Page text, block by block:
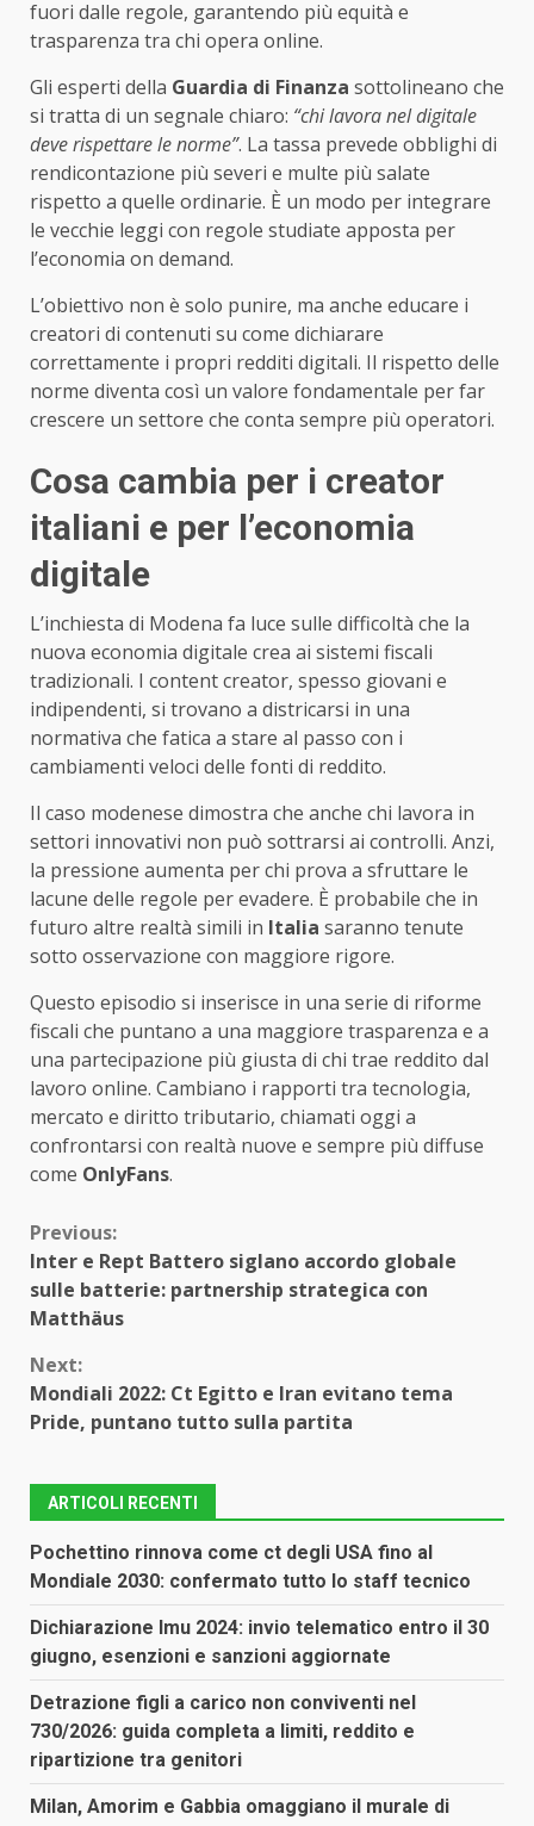
fuori dalle regole, garantendo più equità e
trasparenza tra chi opera online.
Gli esperti della Guardia di Finanza sottolineano che
si tratta di un segnale chiaro: “chi lavora nel digitale
deve rispettare le norme”. La tassa prevede obblighi di
rendicontazione più severi e multe più salate
rispetto a quelle ordinarie. È un modo per integrare
le vecchie leggi con regole studiate apposta per
l’economia on demand.
L’obiettivo non è solo punire, ma anche educare i
creatori di contenuti su come dichiarare
correttamente i propri redditi digitali. Il rispetto delle
norme diventa così un valore fondamentale per far
crescere un settore che conta sempre più operatori.
Cosa cambia per i creator
italiani e per l’economia
digitale
L’inchiesta di Modena fa luce sulle difficoltà che la
nuova economia digitale crea ai sistemi fiscali
tradizionali. I content creator, spesso giovani e
indipendenti, si trovano a districarsi in una
normativa che fatica a stare al passo con i
cambiamenti veloci delle fonti di reddito.
Il caso modenese dimostra che anche chi lavora in
settori innovativi non può sottrarsi ai controlli. Anzi,
la pressione aumenta per chi prova a sfruttare le
lacune delle regole per evadere. È probabile che in
futuro altre realtà simili in Italia saranno tenute
sotto osservazione con maggiore rigore.
Questo episodio si inserisce in una serie di riforme
fiscali che puntano a una maggiore trasparenza e a
una partecipazione più giusta di chi trae reddito dal
lavoro online. Cambiano i rapporti tra tecnologia,
mercato e diritto tributario, chiamati oggi a
confrontarsi con realtà nuove e sempre più diffuse
come OnlyFans.
Continue
Reading
Previous:
Inter e Rept Battero siglano accordo globale
sulle batterie: partnership strategica con
Matthäus
Next:
Mondiali 2022: Ct Egitto e Iran evitano tema
Pride, puntano tutto sulla partita
ARTICOLI RECENTI
Pochettino rinnova come ct degli USA fino al
Mondiale 2030: confermato tutto lo staff tecnico
Dichiarazione Imu 2024: invio telematico entro il 30
giugno, esenzioni e sanzioni aggiornate
Detrazione figli a carico non conviventi nel
730/2026: guida completa a limiti, reddito e
ripartizione tra genitori
Milan, Amorim e Gabbia omaggiano il murale di